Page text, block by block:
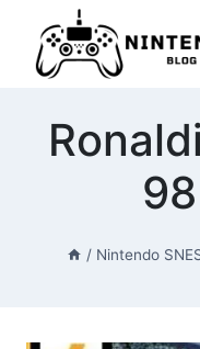
Przeskocz
treści
/ Nintendo